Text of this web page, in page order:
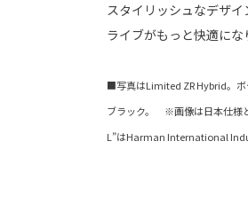
スタイリッシュなデザ
ライブがもっと快適にな
■写真はLimited ZR Hybrid。ボ
ブラック。 ※画像は日本仕様
L”はHarman International